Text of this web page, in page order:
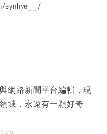
eynhye__/
網路新聞平台編輯，現
域，永遠有一顆好奇